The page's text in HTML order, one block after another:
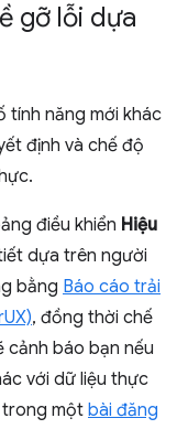
gỡ lỗi dựa
tính năng mới khác
định và chế độ
điều khiển Hiệu
dựa trên người
bằng Báo cáo trải
, đồng thời chế
cảnh báo bạn nếu
với dữ liệu thực
một bài đăng